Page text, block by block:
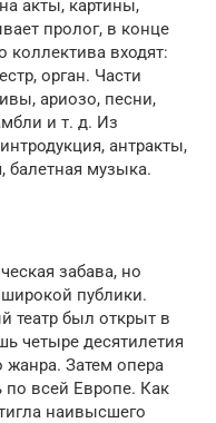
акты, картины,
пролог, в конце
коллектива входят:
орган. Части
ариозо, песни,
и т. д. Из
антракты,
балетная музыка.
забава, но
публики.
театр был открыт в
четыре десятилетия
жанра. Затем опера
по всей Европе. Как
наивысшего